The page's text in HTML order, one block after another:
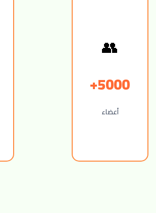
👥
5000+
أعضاء